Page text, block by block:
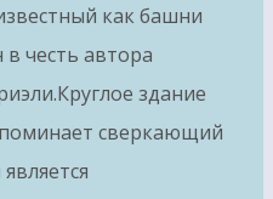
как башни
честь автора
здание
сверкающий